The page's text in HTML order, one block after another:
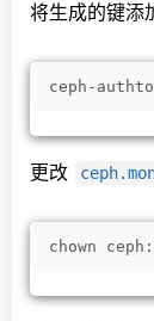
将生成的键添
ceph-
更改
chown